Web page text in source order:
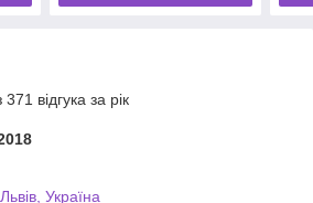
відгука за рік
Україна